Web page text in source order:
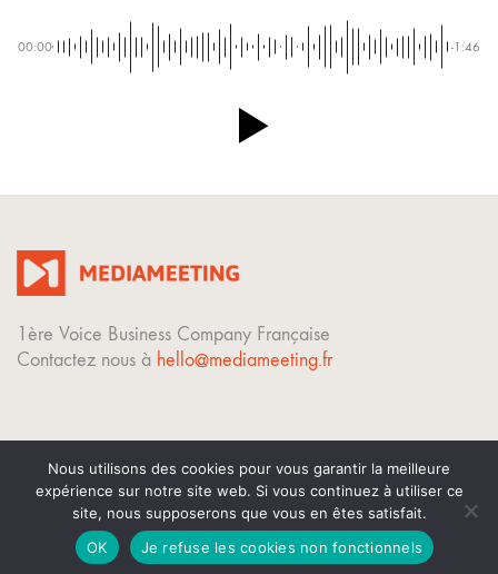
00:00 -1:46
1ère Voice Business Company Française
Contactez nous à hello@mediameeting.fr
© Copyright 2023. Tous droits réservés.
Mentions légales
Nous utilisons des cookies pour vous garantir la meilleure
expérience sur notre site web. Si vous continuez à utiliser ce
site, nous supposerons que vous en êtes satisfait.
OK
Je refuse les cookies non fonctionnels